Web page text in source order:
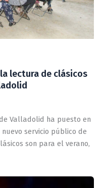
lectura de clásicos
Valladolid ha puesto en
servicio público de
son para el verano,